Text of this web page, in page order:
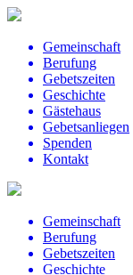
Gemeinschaft
Berufung
Gebetszeiten
Geschichte
Gästehaus
Gebetsanliegen
Spenden
Kontakt
Gemeinschaft
Berufung
Gebetszeiten
Geschichte